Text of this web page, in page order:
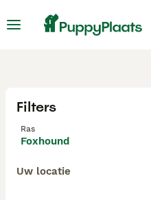
Filters
Ras
Foxhound
Uw locatie